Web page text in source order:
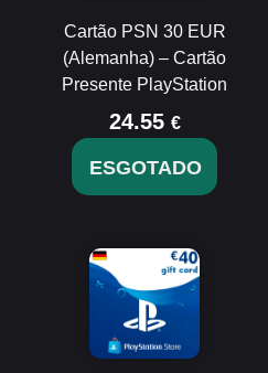
Cartão PSN 30 EUR
(Alemanha) – Cartão
Presente PlayStation
24.55 €
ESGOTADO